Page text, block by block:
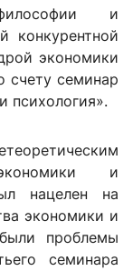
и
конкурентной
экономики
счету семинар
психология».
и
нацелен на
экономики и
проблемы
семинара